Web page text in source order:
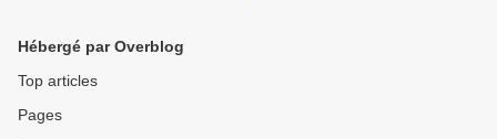
Hébergé par Overblog
Top articles
Pages